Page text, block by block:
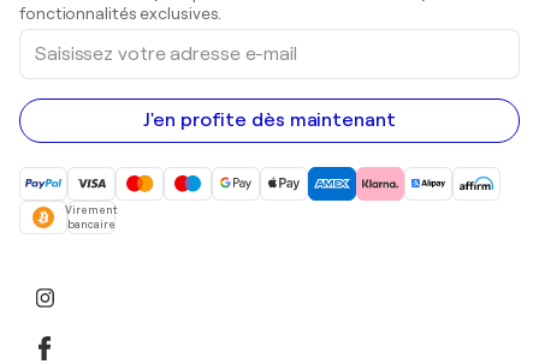
fonctionnalités exclusives.
Saisissez
votre
adresse
e-
mail
J'en profite dès maintenant
Virement
bancaire